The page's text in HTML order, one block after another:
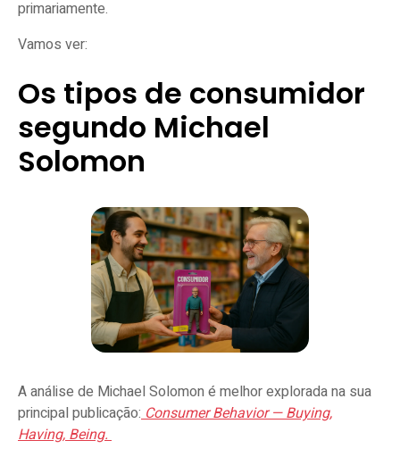
primariamente.
Vamos ver:
Os tipos de consumidor
segundo Michael
Solomon
A análise de Michael Solomon é melhor explorada na sua
principal publicação: Consumer Behavior — Buying,
Having, Being.